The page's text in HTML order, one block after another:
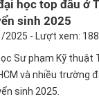
học top đầu ở
sinh 2025
2025 - Lượt xem:
Sư phạm Kỹ thuật
và nhiều trường
sinh 2025.